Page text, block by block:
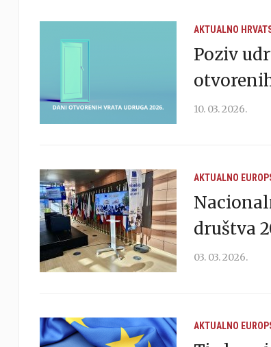
AKTUALNO
Poziv
10. 03. 2026.
AKTUALNO
društva
03. 03. 2026.
AKTUALNO